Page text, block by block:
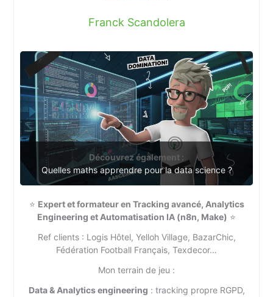
Franck Scandolera
Découvrez également :
Quelles maths apprendre pour la data science ?
⭐ Expert et formateur en Tracking avancé, Analytics
Engineering et Automatisation IA (n8n, Make) ⭐
Ref clients : Logis Hôtel, Yelloh Village, BazarChic,
Fédération Football Français, Texdecor…
Mon terrain de jeu :
Data & Analytics engineering : tracking propre RGPD,